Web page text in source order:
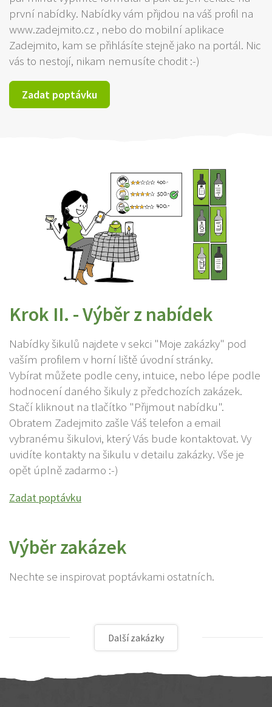
první nabídky. Nabídky vám přijdou na váš profil na
www.zadejmito.cz , nebo do mobilní aplikace
Zadejmito, kam se přihlásíte stejně jako na portál. Nic
vás to nestojí, nikam nemusíte chodit :-)
Zadat poptávku
Krok II. - Výběr z nabídek
Nabídky šikulů najdete v sekci "Moje zakázky" pod
vaším profilem v horní liště úvodní stránky.
Vybírat můžete podle ceny, intuice, nebo lépe podle
hodnocení daného šikuly z předchozích zakázek.
Stačí kliknout na tlačítko "Přijmout nabídku".
Obratem Zadejmito zašle Váš telefon a email
vybranému šikulovi, který Vás bude kontaktovat. Vy
uvidíte kontakty na šikulu v detailu zakázky. Vše je
opět úplně zadarmo :-)
Zadat poptávku
Výběr zakázek
Nechte se inspirovat poptávkami ostatních.
Další zakázky